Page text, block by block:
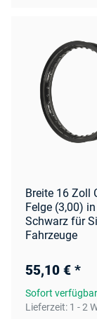
Breite 16 Zoll
Felge (3,00) in
Schwarz für
Fahrzeuge
55,10 € *
Sofort verfügbar
Lieferzeit: 1 - 2